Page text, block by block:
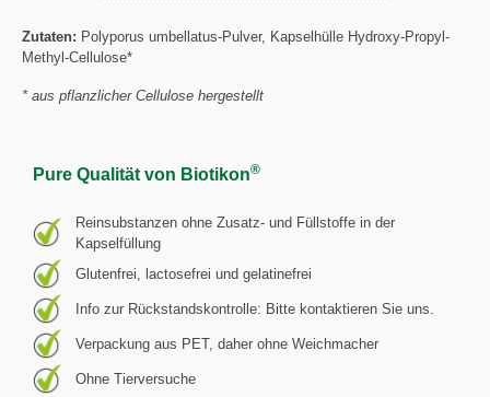
Zutaten: Polyporus umbellatus-Pulver, Kapselhülle Hydroxy-Propyl-
Methyl-Cellulose*
* aus pflanzlicher Cellulose hergestellt
Pure Qualität von Biotikon®
Reinsubstanzen ohne Zusatz- und Füllstoffe in der
Kapselfüllung
Glutenfrei, lactosefrei und gelatinefrei
Info zur Rückstandskontrolle: Bitte kontaktieren Sie uns.
Verpackung aus PET, daher ohne Weichmacher
Ohne Tierversuche